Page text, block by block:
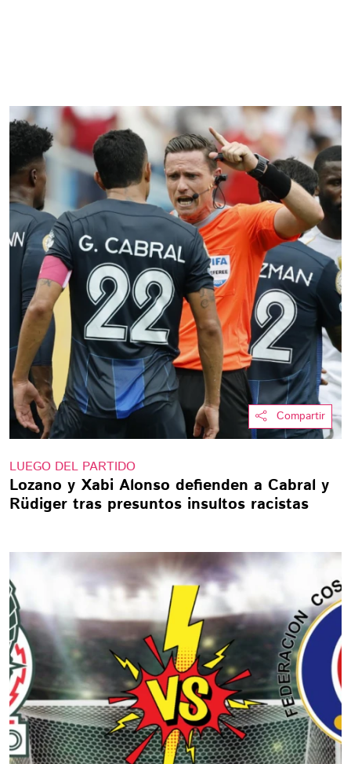
Compartir
LUEGO DEL PARTIDO
Lozano y Xabi Alonso defienden a Cabral y
Rüdiger tras presuntos insultos racistas